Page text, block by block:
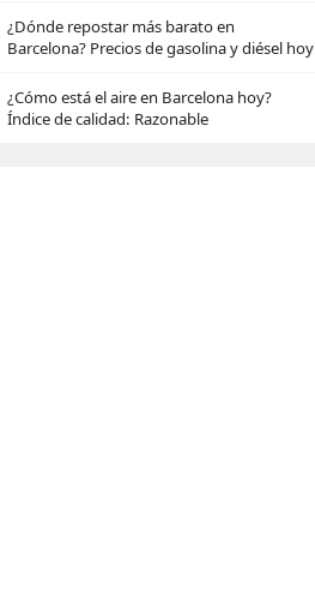
¿Dónde repostar más barato en
Barcelona? Precios de gasolina y diésel hoy
¿Cómo está el aire en Barcelona hoy?
Índice de calidad: Razonable